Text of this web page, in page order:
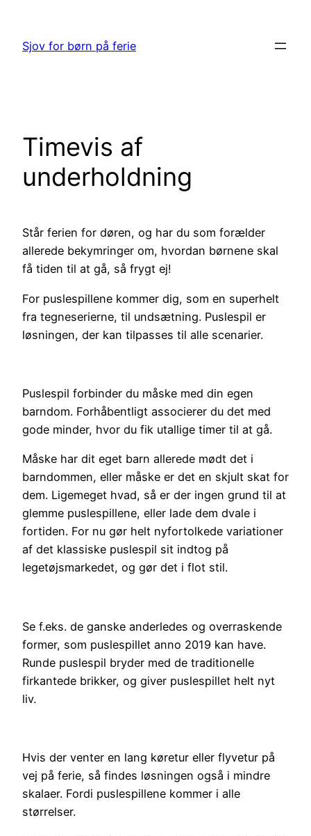
indhold
Sjov for børn på ferie
Timevis af
underholdning
Står ferien for døren, og har du som forælder
allerede bekymringer om, hvordan børnene skal
få tiden til at gå, så frygt ej!
For puslespillene kommer dig, som en superhelt
fra tegneserierne, til undsætning. Puslespil er
løsningen, der kan tilpasses til alle scenarier.
Puslespil forbinder du måske med din egen
barndom. Forhåbentligt associerer du det med
gode minder, hvor du fik utallige timer til at gå.
Måske har dit eget barn allerede mødt det i
barndommen, eller måske er det en skjult skat for
dem. Ligemeget hvad, så er der ingen grund til at
glemme puslespillene, eller lade dem dvale i
fortiden. For nu gør helt nyfortolkede variationer
af det klassiske puslespil sit indtog på
legetøjsmarkedet, og gør det i flot stil.
Se f.eks. de ganske anderledes og overraskende
former, som puslespillet anno 2019 kan have.
Runde puslespil bryder med de traditionelle
firkantede brikker, og giver puslespillet helt nyt
liv.
Hvis der venter en lang køretur eller flyvetur på
vej på ferie, så findes løsningen også i mindre
skalaer. Fordi puslespillene kommer i alle
størrelser.